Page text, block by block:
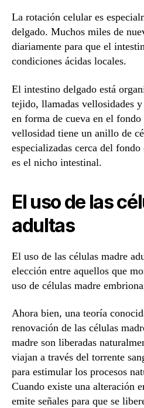
La rotación celular es
delgado. Muchos miles de
diariamente para que el
condiciones ácidas locales.
El intestino delgado está
tejido, llamadas vellosidades
en forma de cueva en el
vellosidad tiene un anillo de
especializadas cerca del
es el nicho intestinal.
El uso de las
adultas
El uso de las células madre
elección entre aquellos que
uso de células madre
Ahora bien, una teoría
renovación de las células
madre son liberadas
viajan a través del torrente
para estimular los procesos
Cuando existe una alteración
emite señales para que se